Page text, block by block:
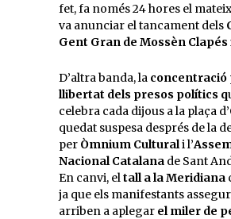
fet, fa només 24 hores el
va anunciar el tancament dels
Gent Gran de Mossèn Clapés
D’altra banda, la concentració
llibertat dels presos polítics q
celebra cada dijous a la plaça
quedat suspesa després de la
per Òmnium Culturali l’
Nacional Catalana de Sant
En canvi, el tall a la Meridiana
ja que els manifestants
arriben a aplegar el miler de